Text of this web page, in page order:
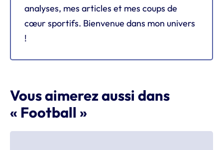
analyses, mes articles et mes coups de
cœur sportifs. Bienvenue dans mon univers
!
Vous aimerez aussi dans
« Football »